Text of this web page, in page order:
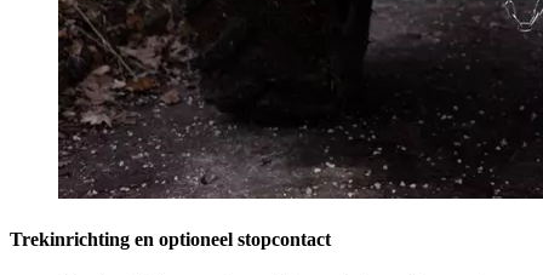
Trekinrichting en optioneel stopcontact